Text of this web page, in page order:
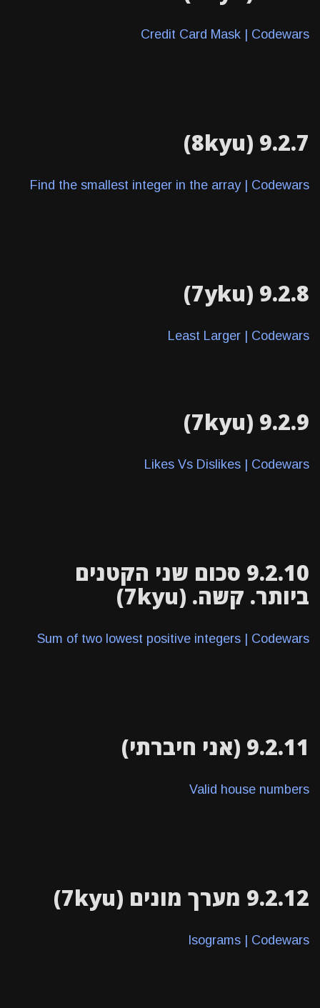
Credit Card Mask | Codewars
9.2.7 (8kyu)
Find the smallest integer in the array | Codewars
9.2.8 (7yku)
Least Larger | Codewars
9.2.9 (7kyu)
Likes Vs Dislikes | Codewars
9.2.10 סכום שני הקטנים
ביותר. קשה. (7kyu)
Sum of two lowest positive integers | Codewars
9.2.11 (אני חיברתי)
Valid house numbers
9.2.12 מערך מונים (7kyu)
Isograms | Codewars